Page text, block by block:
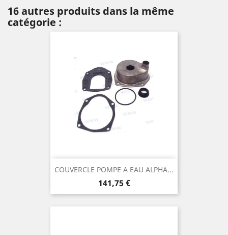
16 autres produits dans la même
catégorie :
COUVERCLE POMPE A EAU ALPHA...
Prix
141,75 €